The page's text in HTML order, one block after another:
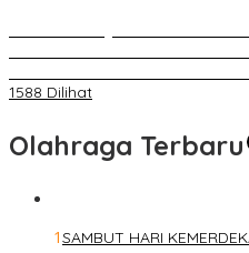
1588 Dilihat
Olahraga Terbaru
1SAMBUT HARI